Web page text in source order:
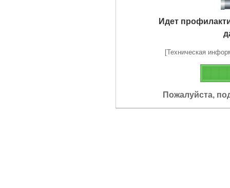
Идет
[Техническая
Пожалуйста,